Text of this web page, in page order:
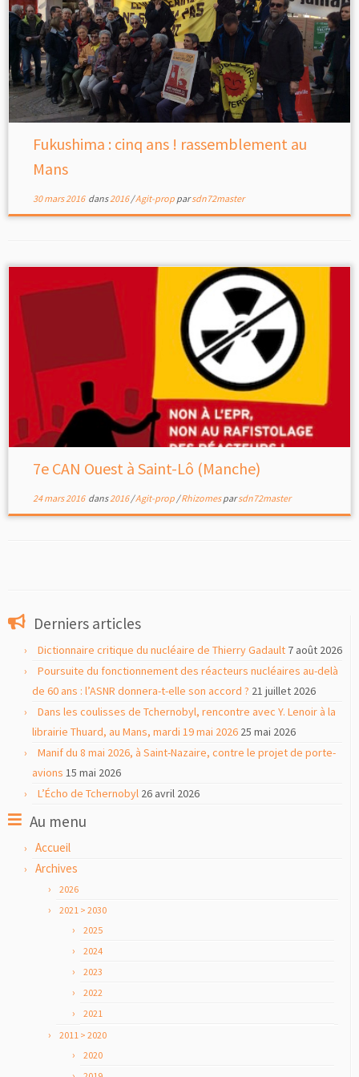
Fukushima : cinq ans ! rassemblement au
Mans
30 mars 2016dans2016/Agit-prop parsdn72master
7e CAN Ouest à Saint-Lô (Manche)
24 mars 2016dans2016/Agit-prop /Rhizomesparsdn72master
Derniers articles
Dictionnaire critique du nucléaire de Thierry Gadault 7 août 2026
Poursuite du fonctionnement des réacteurs nucléaires au-delà
de 60 ans : l’ASNR donnera-t-elle son accord ? 21 juillet 2026
Dans les coulisses de Tchernobyl, rencontre avec Y. Lenoir à la
librairie Thuard, au Mans, mardi 19 mai 2026 25 mai 2026
Manif du 8 mai 2026, à Saint-Nazaire, contre le projet de porte-
avions 15 mai 2026
L’Écho de Tchernobyl 26 avril 2026
Au menu
Accueil
Archives
2026
2021 > 2030
2025
2024
2023
2022
2021
2011 > 2020
2020